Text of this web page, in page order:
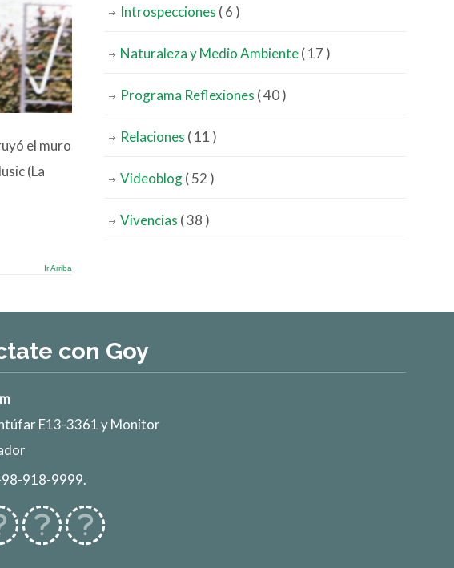
el muro
(La
Ir Arriba
Introspecciones ( 6 )
Naturaleza y Medio Ambiente( 17 )
Programa Reflexiones ( 40 )
Relaciones ( 11 )
Videoblog( 52 )
Vivencias ( 38 )
con Goy
E13-3361 y Monitor
918-9999.